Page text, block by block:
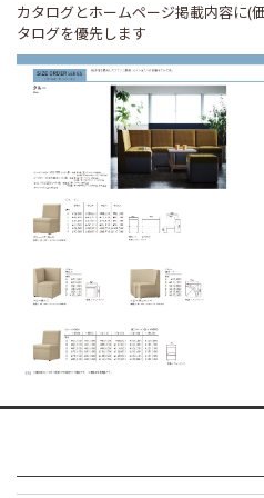
カタログとホームページ掲載内容に(
タログを優先します